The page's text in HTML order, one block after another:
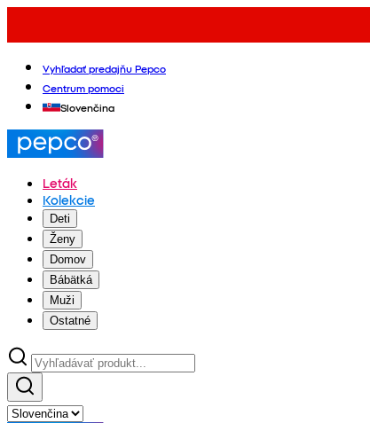
Vyhľadať predajňu Pepco
Centrum pomoci
Slovenčina
Leták
Kolekcie
Deti
Ženy
Domov
Bábätká
Muži
Ostatné